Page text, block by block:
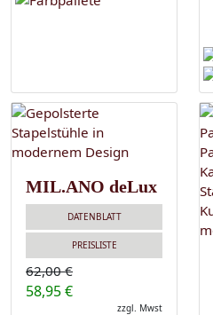
MIL.ANO deLux
DATENBLATT
PREISLISTE
62,00 €
58,95 €
zzgl. Mwst